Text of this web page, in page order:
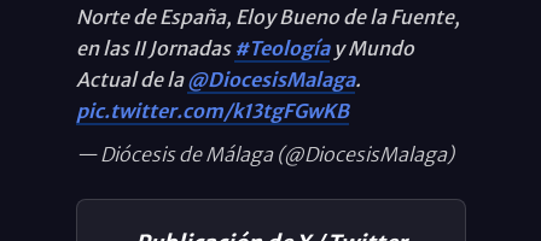
Norte de España, Eloy Bueno de la Fuente,
en las II Jornadas #Teologíay Mundo
Actual de la@DiocesisMalaga.
pic.twitter.com/k13tgFGwKB
— Diócesis de Málaga (@DiocesisMalaga)